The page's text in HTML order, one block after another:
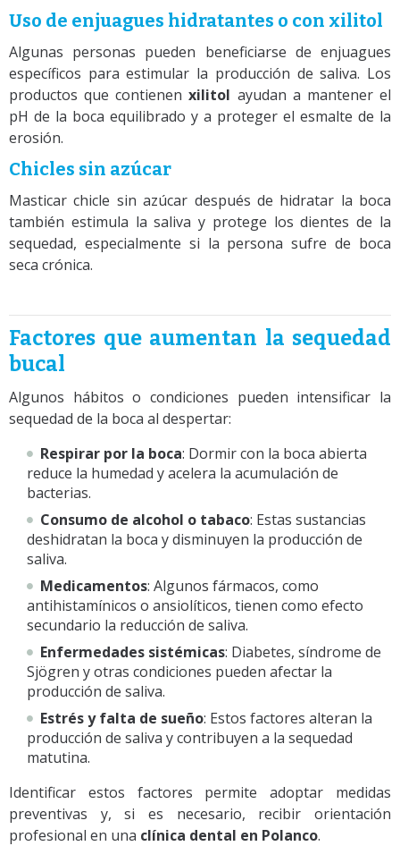
Uso de enjuagues hidratantes o con xilitol
Algunas personas pueden beneficiarse de enjuagues
específicos para estimular la producción de saliva. Los
productos que contienenxilitol ayudan a mantener el
pH de la boca equilibrado y a proteger el esmalte de la
erosión.
Chicles sin azúcar
Masticar chicle sin azúcar después de hidratar la boca
también estimula la saliva y protege los dientes de la
sequedad, especialmente si la persona sufre de boca
seca crónica.
Factores que aumentan la sequedad
bucal
Algunos hábitos o condiciones pueden intensificar la
sequedad de la boca al despertar:
Respirar por la boca: Dormir con la boca abierta
reduce la humedad y acelera la acumulación de
bacterias.
Consumo de alcohol o tabaco: Estas sustancias
deshidratan la boca y disminuyen la producción de
saliva.
Medicamentos: Algunos fármacos, como
antihistamínicos o ansiolíticos, tienen como efecto
secundario la reducción de saliva.
Enfermedades sistémicas: Diabetes, síndrome de
Sjögren y otras condiciones pueden afectar la
producción de saliva.
Estrés y falta de sueño: Estos factores alteran la
producción de saliva y contribuyen a la sequedad
matutina.
Identificar estos factores permite adoptar medidas
preventivas y, si es necesario, recibir orientación
profesional en una clínica dental en Polanco.